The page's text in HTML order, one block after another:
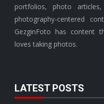
portfolios, photo
photography-centered
GezginFoto has content
loves taking photos.
LATEST POSTS